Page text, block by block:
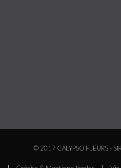
© 2017 CALYPSO FLEURS -